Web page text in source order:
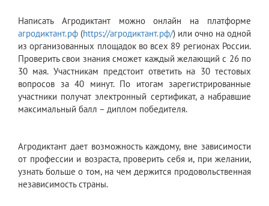
Написать Агродиктант можно онлайн на платформе
агродиктант.рф (https://агродиктант.рф/) или очно на одной
из организованных площадок во всех 89 регионах России.
Проверить свои знания сможет каждый желающий с 26 по
30 мая. Участникам предстоит ответить на 30 тестовых
вопросов за 40 минут. По итогам зарегистрированные
участники получат электронный сертификат, а набравшие
максимальный балл – диплом победителя.
Агродиктант дает возможность каждому, вне зависимости
от профессии и возраста, проверить себя и, при желании,
узнать больше о том, на чем держится продовольственная
независимость страны.